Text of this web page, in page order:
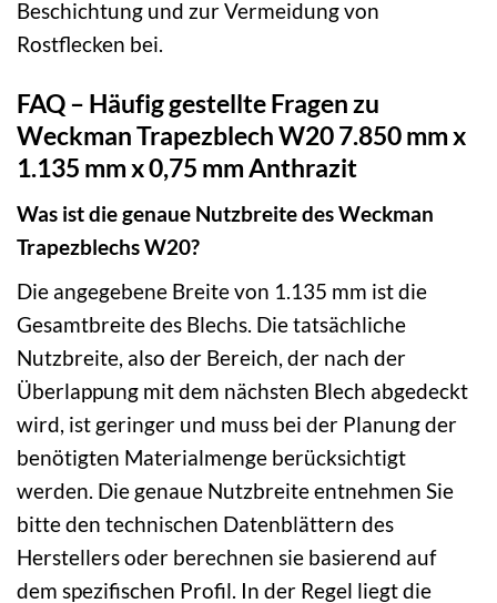
Beschichtung und zur Vermeidung von
Rostflecken bei.
FAQ – Häufig gestellte Fragen zu
Weckman Trapezblech W20 7.850 mm x
1.135 mm x 0,75 mm Anthrazit
Was ist die genaue Nutzbreite des Weckman
Trapezblechs W20?
Die angegebene Breite von 1.135 mm ist die
Gesamtbreite des Blechs. Die tatsächliche
Nutzbreite, also der Bereich, der nach der
Überlappung mit dem nächsten Blech abgedeckt
wird, ist geringer und muss bei der Planung der
benötigten Materialmenge berücksichtigt
werden. Die genaue Nutzbreite entnehmen Sie
bitte den technischen Datenblättern des
Herstellers oder berechnen sie basierend auf
dem spezifischen Profil. In der Regel liegt die